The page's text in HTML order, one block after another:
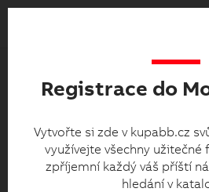
Moje
Vytvořte si zde v
účet a využívejte
které vám zpříjemní
Registrace do
Vytvořte si zde v kupabb.cz
využívejte všechny užitečné
zpříjemní každý váš příští
hledání v